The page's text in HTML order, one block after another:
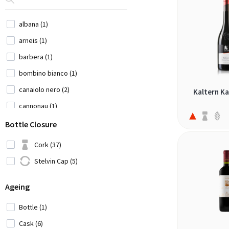
Moldavia (1)
Montenegro (2)
Morocco (1)
New Zealand (5)
Portugal (34)
Romania (1)
Serbia (2)
USA (12)
Ukraine (1)
albana (1)
arneis (1)
barbera (1)
bombino bianco (1)
canaiolo nero (2)
cannonau (1)
catarratto (1)
chardonnay (1)
corvina (2)
croatina (2)
famoso (1)
frappato (1)
Bottle Closure
Cork (37)
Stelvin Cap (5)
Ageing
Bottle (1)
Cask (6)
Kaltern